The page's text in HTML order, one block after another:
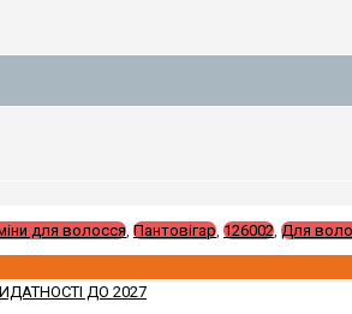
для волосся, Пантовігар, 126002, Для